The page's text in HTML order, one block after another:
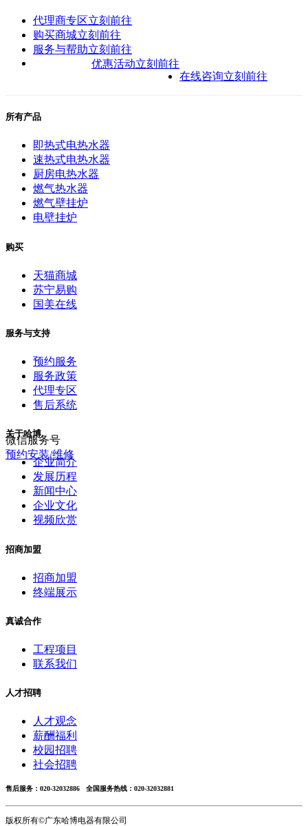
代理商专区立刻前往
购买商城立刻前往
服务与帮助立刻前往
优惠活动立刻前往
在线咨询立刻前往
所有产品
即热式电热水器
速热式电热水器
厨房电热水器
燃气热水器
燃气壁挂炉
电壁挂炉
购买
天猫商城
苏宁易购
国美在线
服务与支持
预约服务
服务政策
代理专区
售后系统
关于哈博
企业简介
发展历程
新闻中心
企业文化
视频欣赏
招商加盟
招商加盟
终端展示
真诚合作
工程项目
联系我们
人才招聘
人才观念
薪酬福利
校园招聘
社会招聘
售后服务：020-32032886 全国服务热线：020-32032881
版权所有©广东哈博电器有限公司
微信服务号
预约安装/维修